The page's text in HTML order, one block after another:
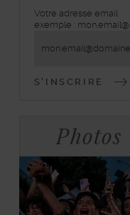
inscrivez-
vous
lettre
Votre adresse email
exemple :
Photos